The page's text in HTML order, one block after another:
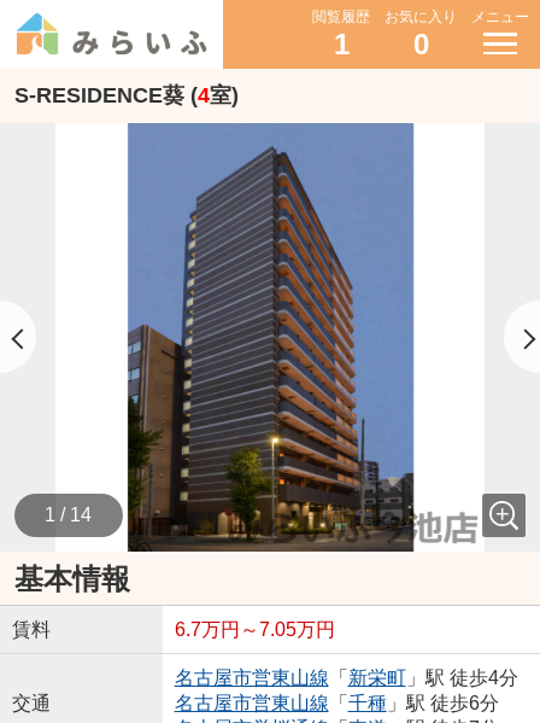
閲覧履歴
1
お気に入り
0
メニュー
S-RESIDENCE葵 (4室)
1 / 14
基本情報
賃料 6.7万円～7.05万円
交通
名古屋市営東山線 「 新栄町」駅 徒歩4分
名古屋市営東山線 「 千種」駅 徒歩6分